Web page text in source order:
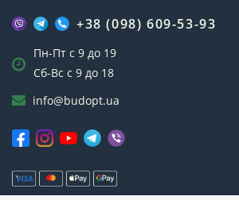
+38 (098) 609-53-93
Пн-Пт с 9 до 19
Сб-Вс с 9 до 18
info@budopt.ua